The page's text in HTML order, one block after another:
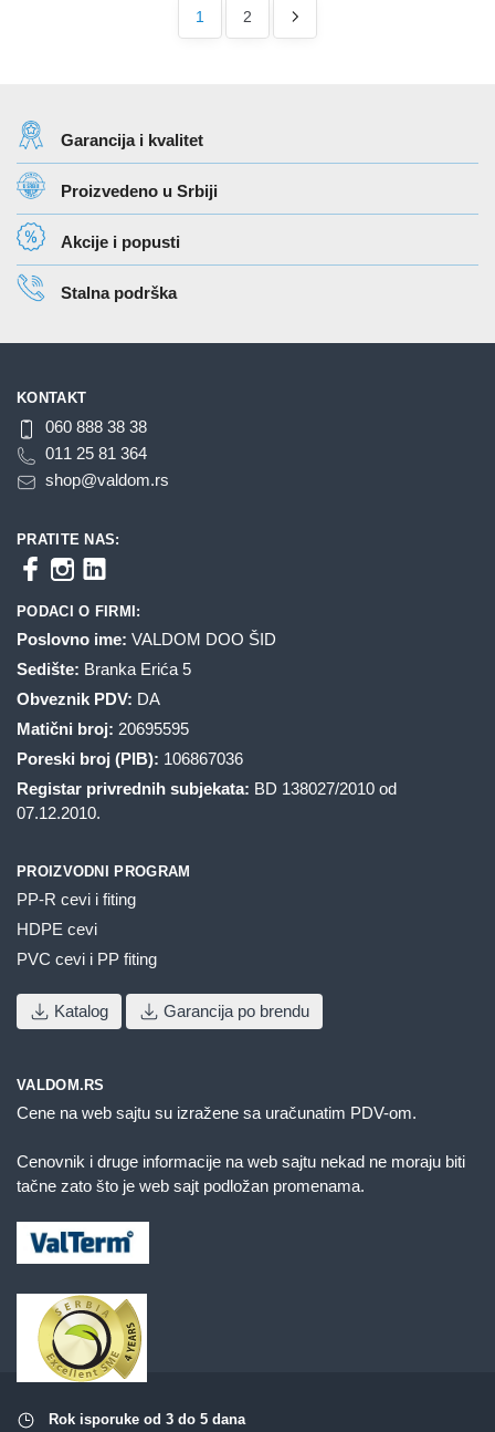
1 2
Garancija i kvalitet
Proizvedeno u Srbiji
Akcije i popusti
Stalna podrška
KONTAKT
060 888 38 38
011 25 81 364
shop@valdom.rs
PRATITE NAS:
PODACI O FIRMI:
Poslovno ime: VALDOM DOO ŠID
Sedište: Branka Erića 5
Obveznik PDV: DA
Matični broj: 20695595
Poreski broj (PIB): 106867036
Registar privrednih subjekata: BD 138027/2010 od
07.12.2010.
PROIZVODNI PROGRAM
PP-R cevi i fiting
HDPE cevi
PVC cevi i PP fiting
Katalog Garancija po brendu
VALDOM.RS
Cene na web sajtu su izražene sa uračunatim PDV-om.
Cenovnik i druge informacije na web sajtu nekad ne moraju biti
tačne zato što je web sajt podložan promenama.
Rok isporuke od 3 do 5 dana